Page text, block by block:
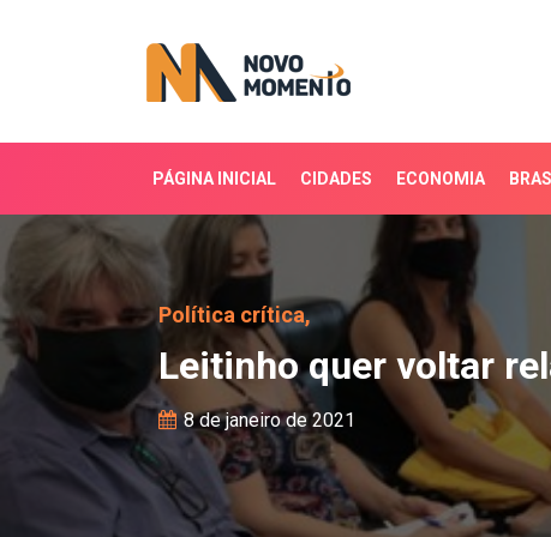
PÁGINA INICIAL CIDADES ECONOMIA
Leitinho quer voltar
Política crítica,
Leitinho quer voltar
8 de janeiro de 2021